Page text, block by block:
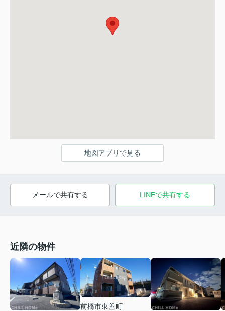
地図アプリで見る
メールで共有する LINEで共有する
近隣の物件
前橋市東善町